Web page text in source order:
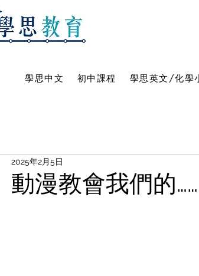
學思中文 初中課程 學思英文/化學
動漫教會我們的
2025年2月5日